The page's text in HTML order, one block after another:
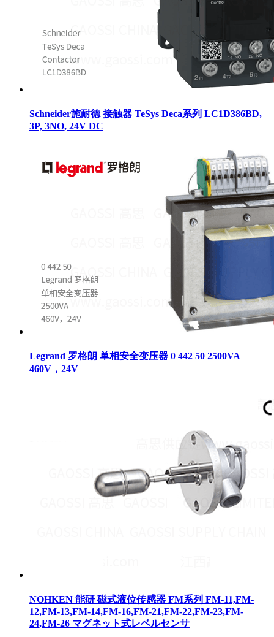
Schneider施耐德 接触器 TeSys Deca系列 LC1D386BD,
3P, 3NO, 24V DC
Legrand 罗格朗 单相安全变压器 0 442 50 2500VA
460V，24V
NOHKEN 能研 磁式液位传感器 FM系列 FM-11,FM-
12,FM-13,FM-14,FM-16,FM-21,FM-22,FM-23,FM-
24,FM-26 マグネット式レベルセンサ